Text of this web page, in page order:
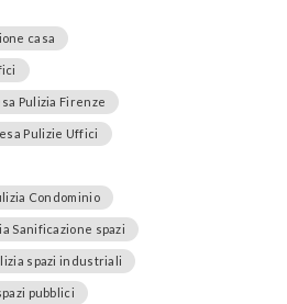
casa
Pulizia Firenze
Pulizie Uffici
Condominio
Sanificazione spazi
spazi industriali
pubblici